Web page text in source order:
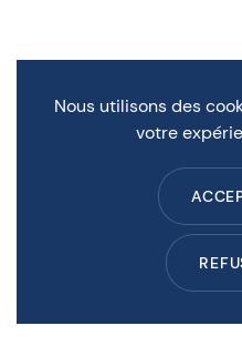
Nous utilisons des
votre